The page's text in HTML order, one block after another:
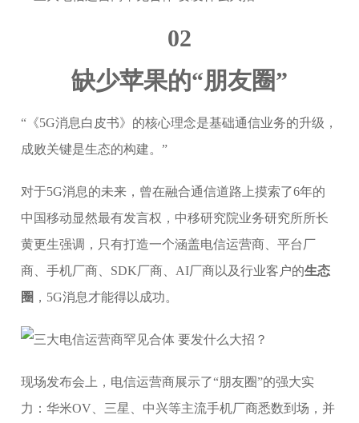
02
缺少苹果的“朋友圈”
“《5G消息白皮书》的核心理念是基础通信业务的升级，
成败关键是生态的构建。”
对于5G消息的未来，曾在融合通信道路上摸索了6年的
中国移动显然最有发言权，中移研究院业务研究所所长
黄更生强调，只有打造一个涵盖电信运营商、平台厂
商、手机厂商、SDK厂商、AI厂商以及行业客户的生态
圈 ，5G消息才能得以成功。
现场发布会上，电信运营商展示了“朋友圈”的强大实
力：华米OV、三星、中兴等主流手机厂商悉数到场，并